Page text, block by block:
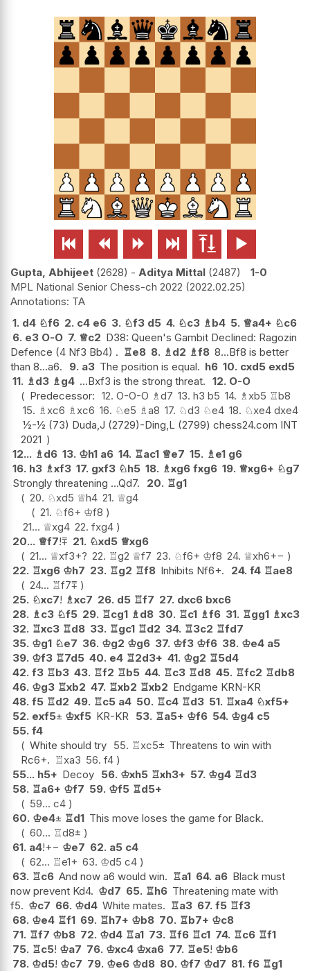
     
Gupta, Abhijeet 2628 - Aditya Mittal 2487
1-0
MPL National Senior Chess-ch 2022 2022.02.25
TA
1. d4 ♘f6 2. c4 e6 3. ♘f3 d5 4. ♘c3 ♗b4 5. ♕a4+ ♘c6
6. e3 O-O 7. ♕c2 D38: Queen's Gambit Declined: Ragozin
Defence (4 Nf3 Bb4) . ♖e8 8. ♗d2 ♗f8 8...Bf8 is better
than 8...a6.
9. a3 The position is equal. h6 10. cxd5 exd5
11. ♗d3 ♗g4 ...Bxf3 is the strong threat. 12. O-O
Predecessor: 12. O-O-O ♗d7 13. h3 b5 14. ♗xb5 ♖b8
15. ♗xc6 ♗xc6 16. ♘e5 ♗a8 17. ♘d3 ♘e4 18. ♘xe4 dxe4
½-½ (73) Duda,J (2729)-Ding,L (2799) chess24.com INT
2021
12... ♗d6 13. ♔h1 a6 14. ♖ac1 ♕e7 15. ♗e1 g6
16. h3 ♗xf3 17. gxf3 ♘h5 18. ♗xg6 fxg6 19. ♕xg6+ ♘g7
Strongly threatening ...Qd7.
20. ♖g1
20. ♘xd5 ♕h4 21. ♕g4
21. ♘f6+ ♔f8
21... ♕xg4 22. fxg4
20... ♕f7!⩱ 21. ♘xd5 ♕xg6
21... ♕xf3+? 22. ♖g2 ♕f7 23. ♘f6+ ♔f8 24. ♕xh6+−
22. ♖xg6 ♔h7 23. ♖g2 ♖f8 Inhibits Nf6+. 24. f4 ♖ae8
24... ♖f7⩱
25. ♘xc7! ♗xc7 26. d5 ♖f7 27. dxc6 bxc6
28. ♗c3 ♘f5 29. ♖cg1 ♗d8 30. ♖c1 ♗f6 31. ♖gg1 ♗xc3
32. ♖xc3 ♖d8 33. ♖gc1 ♖d2 34. ♖3c2 ♖fd7
35. ♔g1 ♘e7 36. ♔g2 ♔g6 37. ♔f3 ♔f6 38. ♔e4 a5
39. ♔f3 ♖7d5 40. e4 ♖2d3+ 41. ♔g2 ♖5d4
42. f3 ♖b3 43. ♖f2 ♖b5 44. ♖c3 ♖d8 45. ♖fc2 ♖db8
46. ♔g3 ♖xb2 47. ♖xb2 ♖xb2 Endgame KRN-KR
48. f5 ♖d2 49. ♖c5 a4 50. ♖c4 ♖d3 51. ♖xa4 ♘xf5+
52. exf5± ♔xf5 KR-KR 53. ♖a5+ ♔f6 54. ♔g4 c5
55. f4
White should try 55. ♖xc5± Threatens to win with
Rc6+. ♖xa3 56. f4
55... h5+ Decoy 56. ♔xh5 ♖xh3+ 57. ♔g4 ♖d3
58. ♖a6+ ♔f7 59. ♔f5 ♖d5+
59... c4
60. ♔e4± ♖d1 This move loses the game for Black.
60... ♖d8±
61. a4!+− ♔e7 62. a5 c4
62... ♖e1+ 63. ♔d5 c4
63. ♖c6 And now a6 would win. ♖a1 64. a6 Black must
now prevent Kd4. ♔d7 65. ♖h6 Threatening mate with
f5. ♔c7 66. ♔d4 White mates. ♖a3 67. f5 ♖f3
68. ♔e4 ♖f1 69. ♖h7+ ♔b8 70. ♖b7+ ♔c8
71. ♖f7 ♔b8 72. ♔d4 ♖a1 73. ♖f6 ♖c1 74. ♖c6 ♖f1
75. ♖c5! ♔a7 76. ♔xc4 ♔xa6 77. ♖e5! ♔b6
78. ♔d5! ♔c7 79. ♔e6 ♔d8 80. ♔f7 ♔d7 81. f6 ♖g1